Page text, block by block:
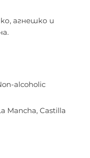
агнешко и
alcoholic
Mancha, Castilla